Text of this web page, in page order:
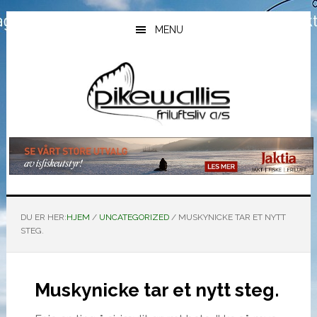
Hopp
til
Hopp
til
Hopp
til
MENU
DU ER HER:HJEM / UNCATEGORIZED /MUSKYNICKE TAR ET NYTT
STEG.
Muskynicke tar et nytt steg.